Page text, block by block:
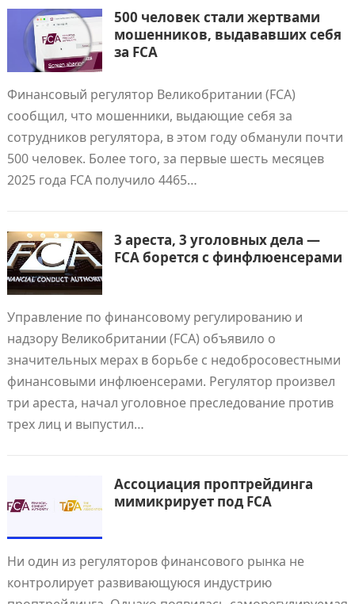
500 человек стали жертвами
мошенников, выдававших себя
за FCA
Финансовый регулятор Великобритании (FCA)
сообщил, что мошенники, выдающие себя за
сотрудников регулятора, в этом году обманули почти
500 человек. Более того, за первые шесть месяцев
2025 года FCA получило 4465…
3 ареста, 3 уголовных дела —
FCA борется с финфлюенсерами
Управление по финансовому регулированию и
надзору Великобритании (FCA) объявило о
значительных мерах в борьбе с недобросовестными
финансовыми инфлюенсерами. Регулятор произвел
три ареста, начал уголовное преследование против
трех лиц и выпустил…
Ассоциация проптрейдинга
мимикрирует под FCA
Ни один из регуляторов финансового рынка не
контролирует развивающуюся индустрию